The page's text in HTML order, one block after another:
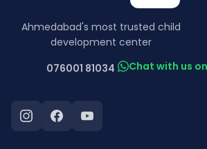
Ahmedabad's most trusted child
development center
076001 81034
Chat with us